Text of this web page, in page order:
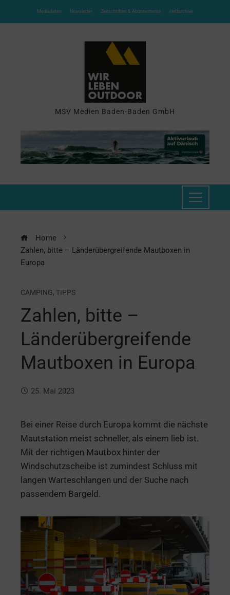
Mediadaten Newsletter Zeitschriften & Abonnements Heftarchive
MSV Medien Baden-Baden GmbH
Home
Zahlen, bitte – Länderübergreifende Mautboxen in
Europa
CAMPING, TIPPS
Zahlen, bitte –
Länderübergreifende
Mautboxen in Europa
25. Mai 2023
Bei einer Reise durch Europa kommt die nächste
Mautstation meist schneller, als einem lieb ist.
Mit der richtigen Mautbox hinter der
Windschutzscheibe ist zumindest Schluss mit
langen Warteschlangen und der Suche nach
passendem Bargeld.